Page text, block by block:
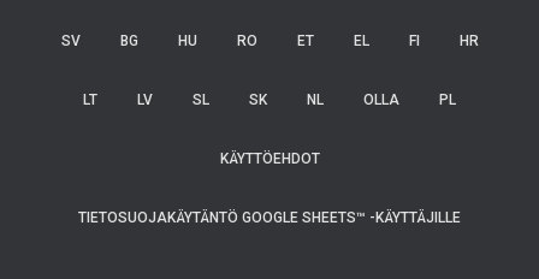
SV BG HU RO ET EL FI HR
LT LV SL SK NL OLLA PL
KÄYTTÖEHDOT
TIETOSUOJAKÄYTÄNTÖ GOOGLE SHEETS™ -KÄYTTÄJILLE